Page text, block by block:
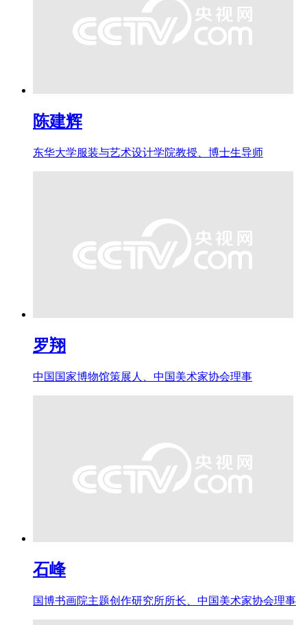
陈建辉
东华大学服装与艺术设计学院教授、博士生导师
罗翔
中国国家博物馆策展人、中国美术家协会理事
石峰
国博书画院主题创作研究所所长、中国美术家协会理事